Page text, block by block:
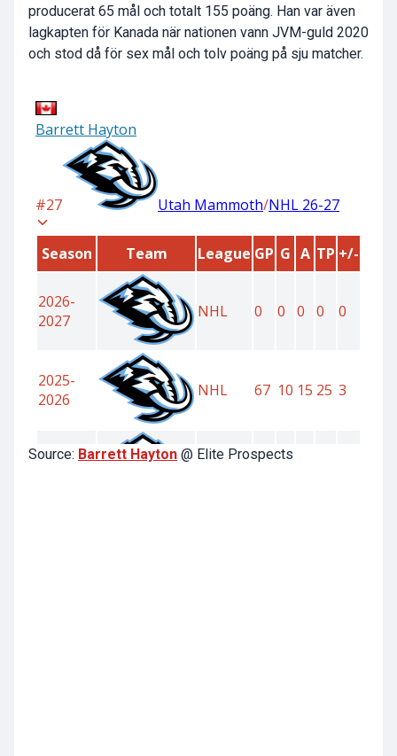
producerat 65 mål och totalt 155 poäng. Han var även
lagkapten för Kanada när nationen vann JVM-guld 2020
och stod då för sex mål och tolv poäng på sju matcher.
Source: Barrett Hayton @ Elite Prospects